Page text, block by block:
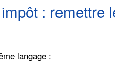
: remettre
langage :